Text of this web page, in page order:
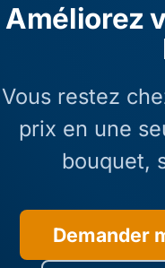
Améliorez
Vous restez
prix en une
bouquet,
Demander